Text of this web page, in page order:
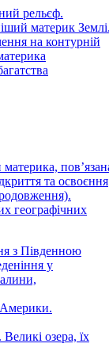
рельєф.
материк
на контурній
материка,
та освоєння
географічних
з Південною
у
озера, їх